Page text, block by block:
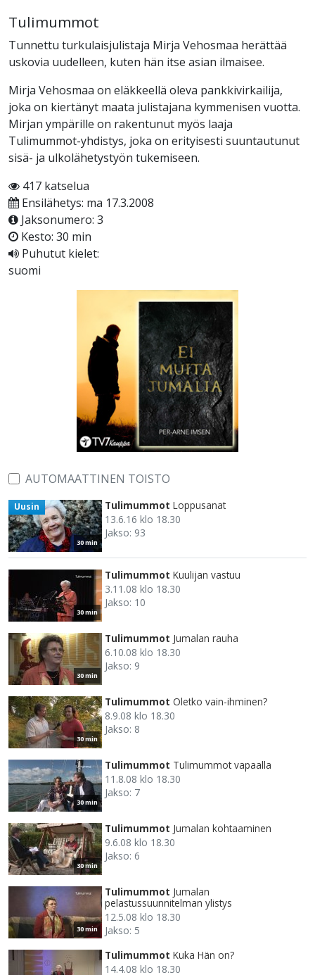
Tulimummot
Tunnettu turkulaisjulistaja Mirja Vehosmaa herättää
uskovia uudelleen, kuten hän itse asian ilmaisee.
Mirja Vehosmaa on eläkkeellä oleva pankkivirkailija,
joka on kiertänyt maata julistajana kymmenisen vuotta.
Mirjan ympärille on rakentunut myös laaja
Tulimummot-yhdistys, joka on erityisesti suuntautunut
sisä- ja ulkolähetystyön tukemiseen.
417 katselua
Ensilähetys: ma 17.3.2008
Jaksonumero: 3
Kesto: 30 min
Puhutut kielet:
suomi
AUTOMAATTINEN TOISTO
30 min
Uusin Tulimummot Loppusanat
13.6.16 klo 18.30
Jakso: 93
30 min
Tulimummot Kuulijan vastuu
3.11.08 klo 18.30
Jakso: 10
30 min
Tulimummot Jumalan rauha
6.10.08 klo 18.30
Jakso: 9
30 min
Tulimummot Oletko vain-ihminen?
8.9.08 klo 18.30
Jakso: 8
30 min
Tulimummot Tulimummot vapaalla
11.8.08 klo 18.30
Jakso: 7
30 min
Tulimummot Jumalan kohtaaminen
9.6.08 klo 18.30
Jakso: 6
30 min
Tulimummot Jumalan
pelastussuunnitelman ylistys
12.5.08 klo 18.30
Jakso: 5
Tulimummot Kuka Hän on?
14.4.08 klo 18.30